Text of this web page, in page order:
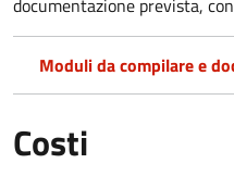
Moduli da compilare e
Costi